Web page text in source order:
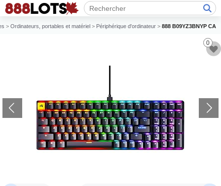
> Ordinateurs, portables et matériel > Périphérique d'ordinateur > 888 B09YZ3BNYP CA
0